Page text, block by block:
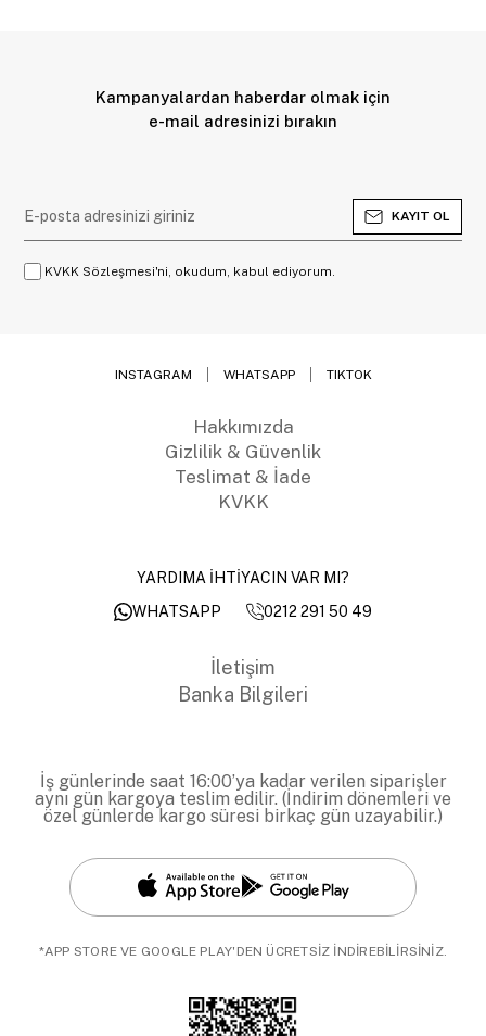
Kampanyalardan haberdar olmak için
e-mail adresinizi bırakın
KAYIT OL
KVKK Sözleşmesi'ni, okudum, kabul ediyorum.
INSTAGRAM WHATSAPP TIKTOK
Hakkımızda
Gizlilik & Güvenlik
Teslimat & İade
KVKK
YARDIMA İHTİYACIN VAR MI?
WHATSAPP
0212 291 50 49
İletişim
Banka Bilgileri
İş günlerinde saat 16:00’ya kadar verilen siparişler
aynı gün kargoya teslim edilir. (İndirim dönemleri ve
özel günlerde kargo süresi birkaç gün uzayabilir.)
*APP STORE VE GOOGLE PLAY'DEN ÜCRETSİZ İNDİREBİLİRSİNİZ.